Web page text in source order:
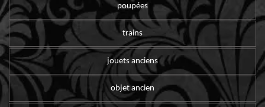
poupées
trains
jouets anciens
objet ancien